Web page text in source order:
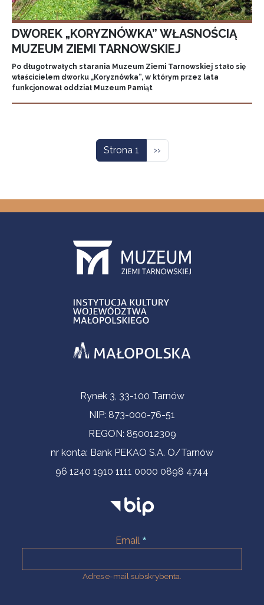
DWOREK „KORYZNÓWKA” WŁASNOŚCIĄ
MUZEUM ZIEMI TARNOWSKIEJ
Po długotrwałych starania Muzeum Ziemi Tarnowskiej stało się
właścicielem dworku „Koryznówka”, w którym przez lata
funkcjonował oddział Muzeum Pamiąt
Strona 1 Następna strona
››
Informacje kontaktoweRynek 3, 33-100 Tarnów
NIP: 873-000-76-51
REGON: 850012309
nr konta: Bank PEKAO S.A. O/Tarnów
96 1240 1910 1111 0000 0898 4744
Email
Adres e-mail subskrybenta.